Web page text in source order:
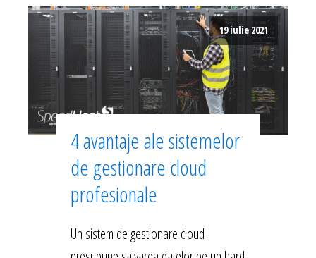
19 iulie 2021
4 avantaje ale sistemelor
de gestionare cloud
profesionale
Un sistem de gestionare cloud